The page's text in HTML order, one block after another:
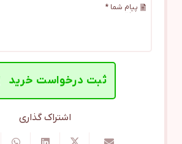
پیام شما *
ثبت درخواست خرید
اشتراک گذاری